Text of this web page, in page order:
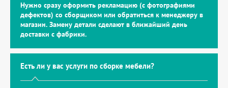
Нужно сразу оформить рекламацию (с фотографиями
дефектов) со сборщиком или обратиться к менеджеру в
магазин. Замену детали сделают в ближайший день
доставки с фабрики.
Есть ли у вас услуги по сборке мебели?